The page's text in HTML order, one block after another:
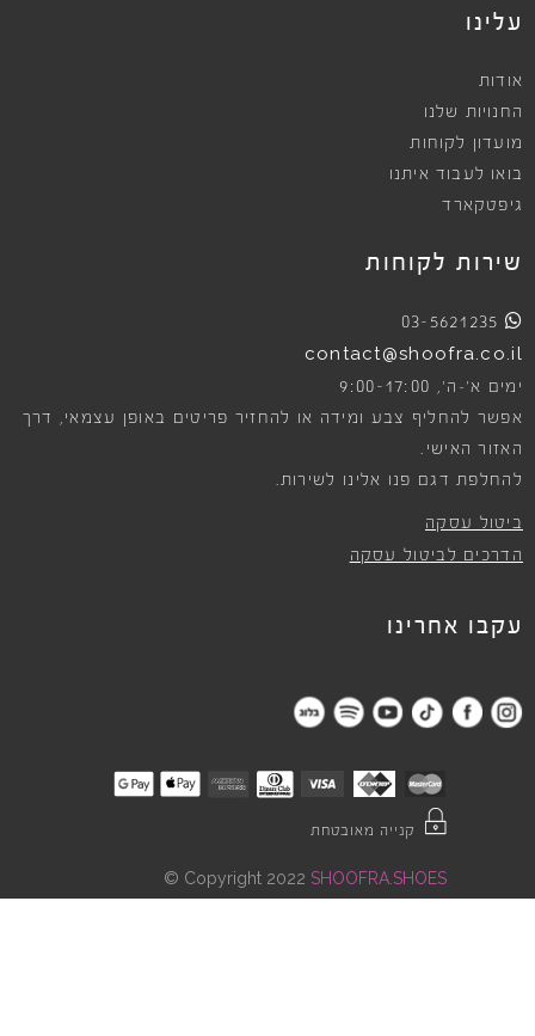
עלינו
אודות
החנויות שלנו
מועדון לקוחות
בואו לעבוד איתנו
גיפטקארד
שירות לקוחות
03-5621235
contact@shoofra.co.il
ימים א׳-ה׳, 9:00-17:00
אפשר להחליף צבע ומידה או להחזיר פריטים באופן עצמאי, דרך
האזור האישי.
להחלפת דגם פנו אלינו לשירות.
ביטול עסקה
הדרכים לביטול עסקה
עקבו אחרינו
קנייה מאובטחת
Copyright 2022 SHOOFRA.SHOES
©